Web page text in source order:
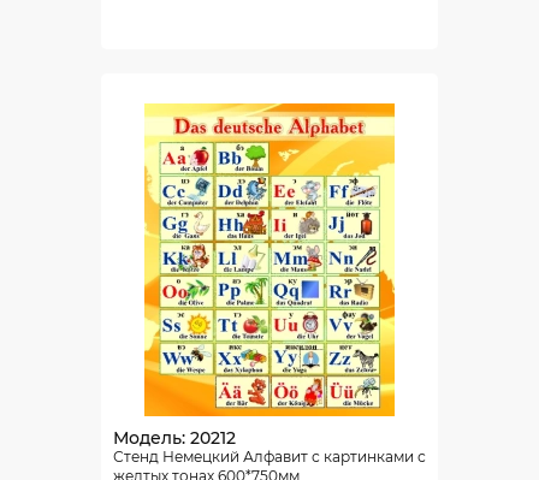
Модель: 20212
Стенд Немецкий Алфавит с картинками с
желтых тонах 600*750мм